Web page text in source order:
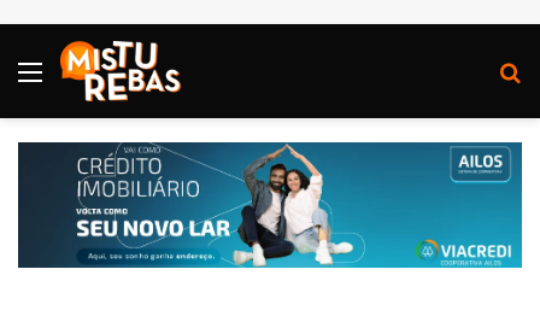
Menu